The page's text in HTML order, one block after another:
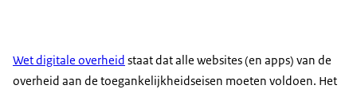
Wet digitale overheid staat dat alle websites (en apps) van de
overheid aan de toegankelijkheidseisen moeten voldoen. Het